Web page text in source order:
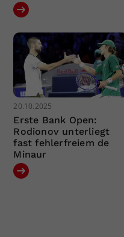
20.10.2025
Erste Bank Open:
Rodionov unterliegt
fast fehlerfreiem de
Minaur